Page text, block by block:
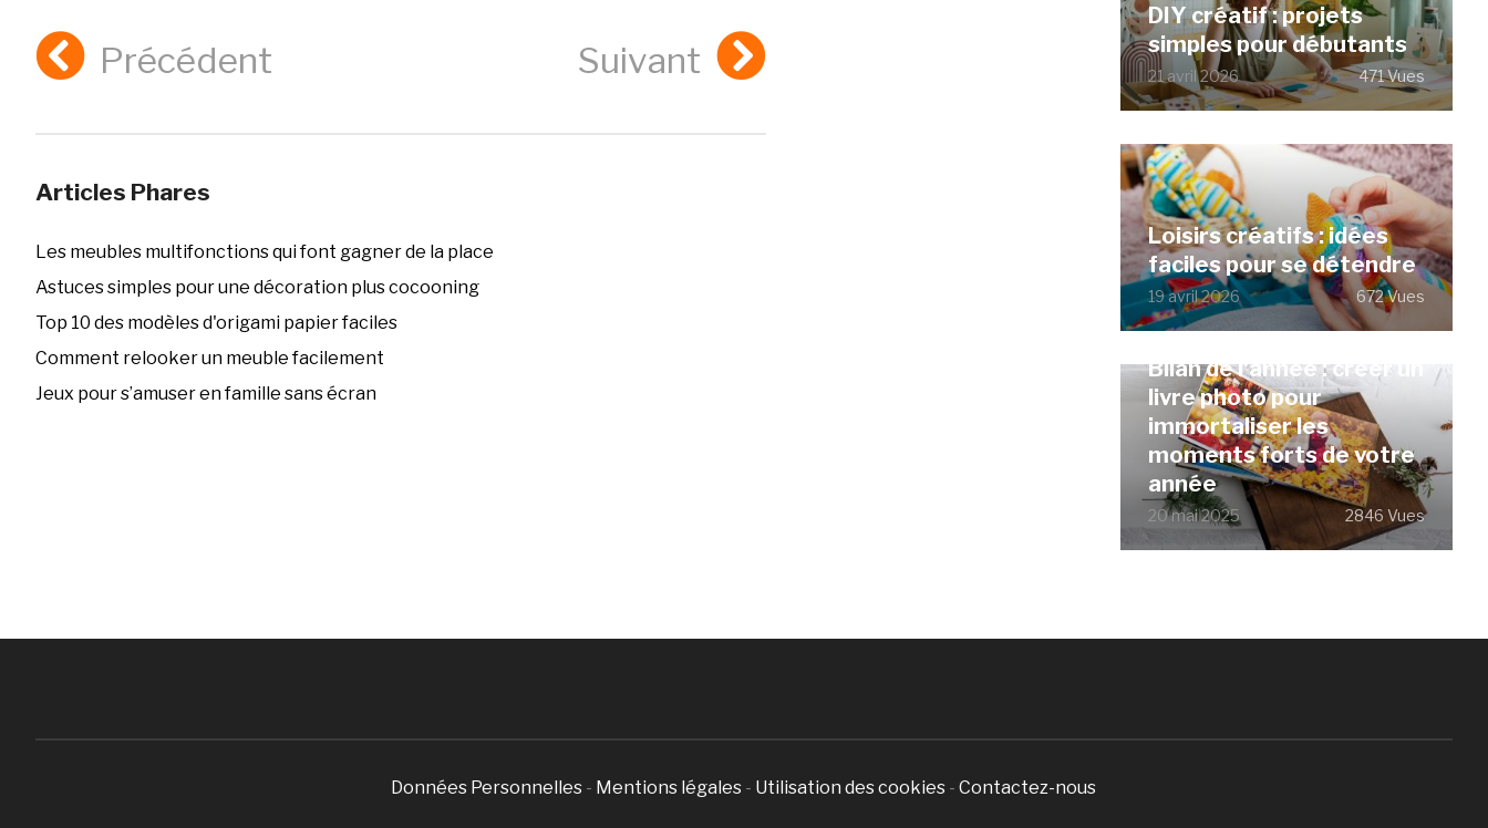
Précédent Suivant
Articles Phares
Les meubles multifonctions qui font gagner de la place
Astuces simples pour une décoration plus cocooning
Top 10 des modèles d'origami papier faciles
Comment relooker un meuble facilement
Jeux pour s’amuser en famille sans écran
DIY créatif : projets
simples pour débutants
21 avril 2026 471 Vues
Loisirs créatifs : idées
faciles pour se détendre
19 avril 2026 672 Vues
Bilan de l’année : créer un
livre photo pour
immortaliser les
moments forts de votre
année
20 mai 2025 2846 Vues
Données Personnelles - Mentions légales - Utilisation des cookies -Contactez-nous